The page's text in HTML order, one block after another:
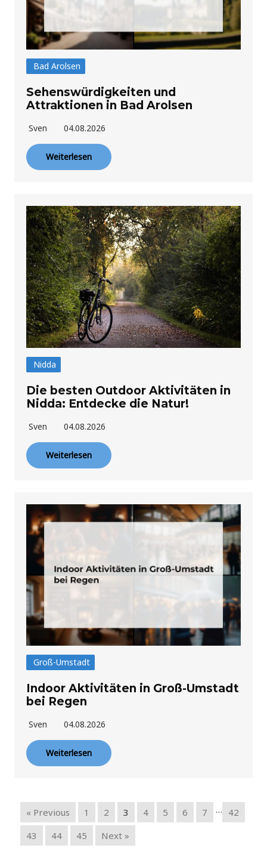
Bad Arolsen
Sehenswürdigkeiten und
Attraktionen in Bad Arolsen
Sven 04.08.2026
Weiterlesen
Nidda
Die besten Outdoor Aktivitäten in
Nidda: Entdecke die Natur!
Sven 04.08.2026
Weiterlesen
Groß-Umstadt
Indoor Aktivitäten in Groß-Umstadt
bei Regen
Sven 04.08.2026
Weiterlesen
« Previous 1 2 3 4 5 6 7 … 42
43
44 45 Next »